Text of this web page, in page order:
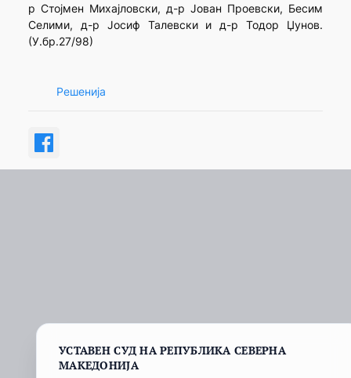
р Стојмен Михајловски, д-р Јован Проевски, Бесим
Селими, д-р Јосиф Талевски и д-р Тодор Џунов.
(У.бр.27/98)
Решенија
УСТАВЕН СУД НА РЕПУБЛИКА СЕВЕРНА
МАКЕДОНИЈА